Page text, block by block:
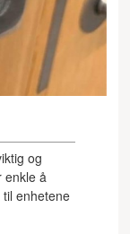
og
enkle å
enhetene